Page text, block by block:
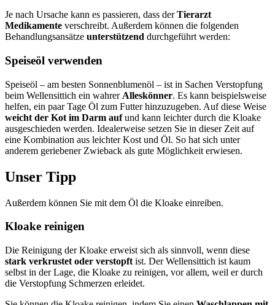
Je nach Ursache kann es passieren, dass derTierarzt
Medikamente verschreibt. Außerdem können die folgenden
Behandlungsansätze unterstützend durchgeführt werden:
Speiseöl verwenden
Speiseöl – am besten Sonnenblumenöl – ist in Sachen Verstopfung
beim Wellensittich ein wahrer Alleskönner. Es kann beispielsweise
helfen, ein paar Tage Öl zum Futter hinzuzugeben. Auf diese Weise
weicht der Kot im Darm aufund kann leichter durch die Kloake
ausgeschieden werden. Idealerweise setzen Sie in dieser Zeit auf
eine Kombination aus leichter Kost und Öl. So hat sich unter
anderem geriebener Zwieback als gute Möglichkeit erwiesen.
Unser Tipp
Außerdem können Sie mit dem Öl die Kloake einreiben.
Kloake reinigen
Die Reinigung der Kloake erweist sich als sinnvoll, wenn diese
stark verkrustet oder verstopft ist. Der Wellensittich ist kaum
selbst in der Lage, die Kloake zu reinigen, vor allem, weil er durch
die Verstopfung Schmerzen erleidet.